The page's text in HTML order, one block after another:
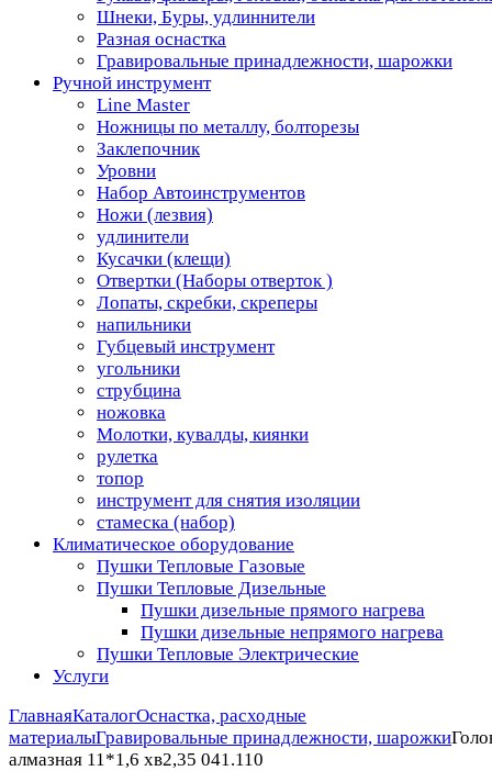
Шнеки, Буры, удлиннители
Разная оснастка
Гравировальные принадлежности, шарожки
Ручной инструмент
Line Master
Ножницы по металлу, болторезы
Заклепочник
Уровни
Набор Автоинструментов
Ножи (лезвия)
удлинители
Кусачки (клещи)
Отвертки (Наборы отверток )
Лопаты, скребки, скреперы
напильники
Губцевый инструмент
угольники
струбцина
ножовка
Молотки, кувалды, киянки
рулетка
топор
инструмент для снятия изоляции
стамеска (набор)
Климатическое оборудование
Пушки Тепловые Газовые
Пушки Тепловые Дизельные
Пушки дизельные прямого нагрева
Пушки дизельные непрямого нагрева
Пушки Тепловые Электрические
Услуги
ГлавнаяКаталогОснастка, расходные
материалыГравировальные принадлежности, шарожки
алмазная 11*1,6 хв2,35 041.110